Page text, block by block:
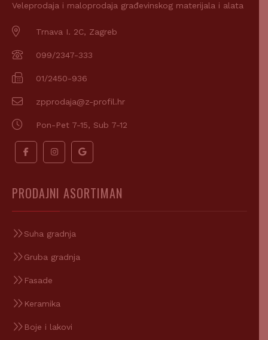
Veleprodaja i maloprodaja građevinskog materijala i alata
Trnava I. 2C, Zagreb
099/2347-333
01/2450-936
zpprodaja@z-profil.hr
Pon-Pet 7-15, Sub 7-12
PRODAJNI ASORTIMAN
Suha gradnja
Gruba gradnja
Fasade
Keramika
Boje i lakovi